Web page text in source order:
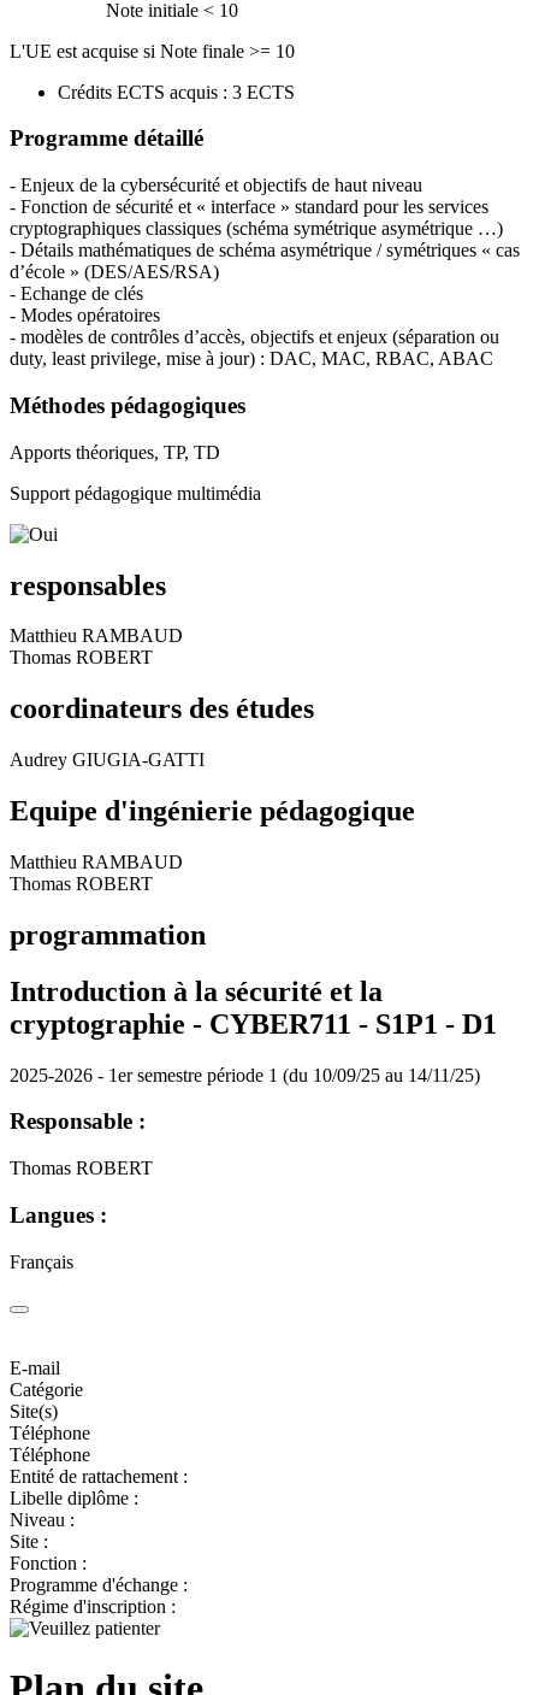
Note initiale < 10
L'UE est acquise si Note finale >= 10
Crédits ECTS acquis : 3 ECTS
Programme détaillé
- Enjeux de la cybersécurité et objectifs de haut niveau
- Fonction de sécurité et « interface » standard pour les services
cryptographiques classiques (schéma symétrique asymétrique …)
- Détails mathématiques de schéma asymétrique / symétriques « cas
d’école » (DES/AES/RSA)
- Echange de clés
- Modes opératoires
- modèles de contrôles d’accès, objectifs et enjeux (séparation ou
duty, least privilege, mise à jour) : DAC, MAC, RBAC, ABAC
Méthodes pédagogiques
Apports théoriques, TP, TD
Support pédagogique multimédia
responsables
Matthieu RAMBAUD
Thomas ROBERT
coordinateurs des études
Audrey GIUGIA-GATTI
Equipe d'ingénierie pédagogique
Matthieu RAMBAUD
Thomas ROBERT
programmation
Introduction à la sécurité et la
cryptographie - CYBER711 - S1P1 - D1
2025-2026 - 1er semestre période 1 (du 10/09/25 au 14/11/25)
Responsable :
Thomas ROBERT
Langues :
Français
E-mail
Catégorie
Site(s)
Téléphone
Téléphone
Entité de rattachement :
Libelle diplôme :
Niveau :
Site :
Fonction :
Programme d'échange :
Régime d'inscription :